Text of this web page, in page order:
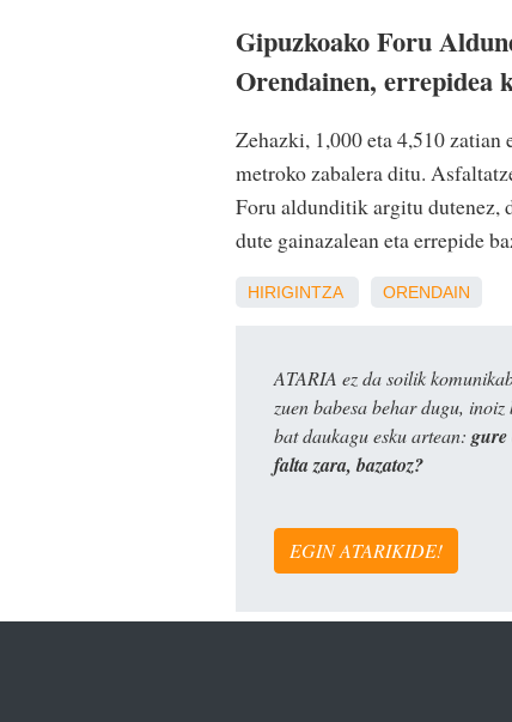
Gipuzkoako Foru
Orendainen, errepidea
Zehazki, 1,000 eta 4,510
metroko zabalera ditu.
Foru aldunditik argitu dutenez,
dute gainazalean eta errepide
HIRIGINTZA ORENDAIN
ATARIA ez da soilik
zuen babesa behar dugu,
bat daukagu esku artean:
falta zara, bazatoz?
EGIN ATARIKIDE!